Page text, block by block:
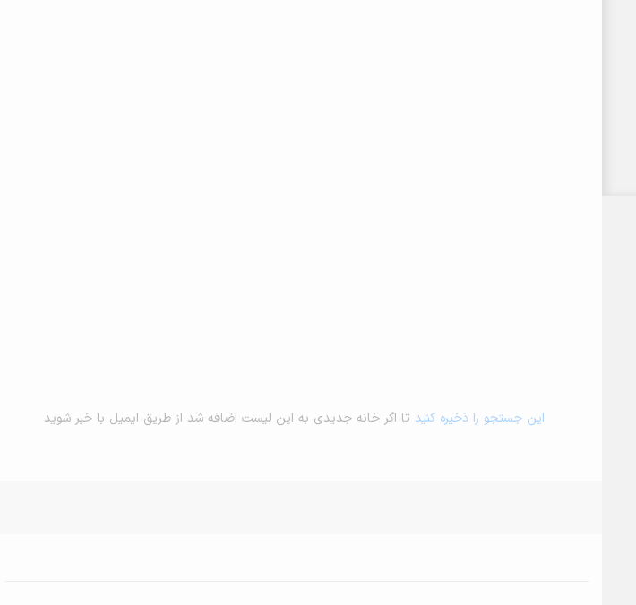
این جستجو را ذخیره کنید تا اگر خانه جدیدی به این لیست اضافه شد از طریق ایمیل با خبر شوید